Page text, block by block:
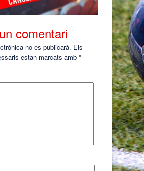
comentari
no es publicarà. Els
estan marcats amb *